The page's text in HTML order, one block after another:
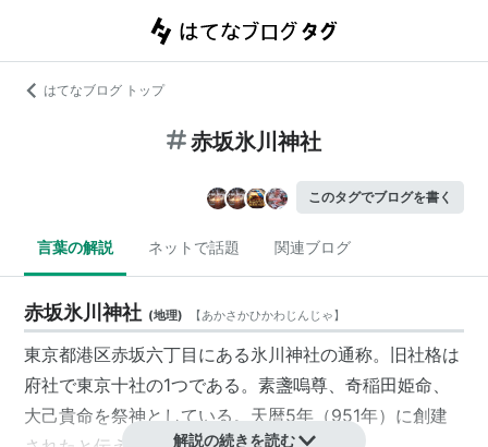
はてなブログ トップ
赤坂氷川神社
このタグでブログを書く
言葉の解説 ネットで話題 関連ブログ
赤坂氷川神社 (地理) 【あかさかひかわじんじゃ】
東京都港区赤坂六丁目にある氷川神社の通称。旧社格は
府社で東京十社の1つである。素盞嗚尊、奇稲田姫命、
大己貴命を祭神としている。天暦5年（951年）に創建
解説の続きを読む